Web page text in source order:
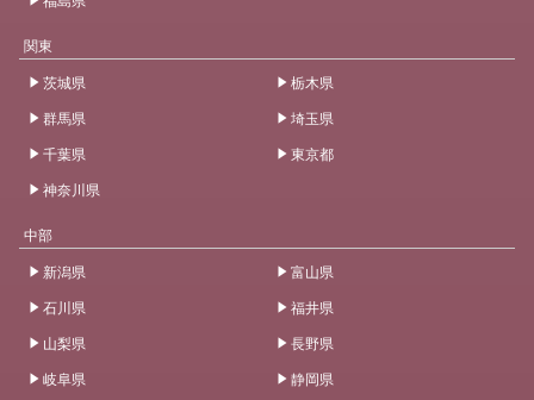
関東
茨城県
栃木県
群馬県
埼玉県
千葉県
東京都
神奈川県
中部
新潟県
富山県
石川県
福井県
山梨県
長野県
岐阜県
静岡県